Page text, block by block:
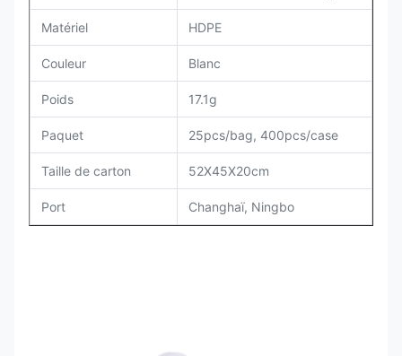
Matériel HDPE
Couleur Blanc
Poids 17.1g
Paquet 25pcs/bag, 400pcs/case
Taille de carton 52X45X20cm
Port Changhaï, Ningbo